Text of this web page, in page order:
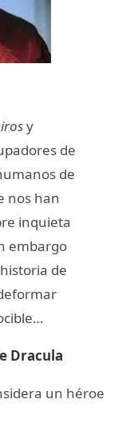
y
de
de
nos han
inquieta
embargo
de
Dracula
un héroe